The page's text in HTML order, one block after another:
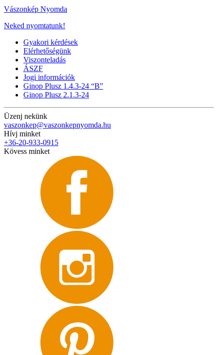
Vászonkép Nyomda
Neked nyomtatunk!
Gyakori kérdések
Elérhetőségünk
Viszonteladás
ÁSZF
Jogi információk
Ginop Plusz 1.4.3-24 “B”
Ginop Plusz 2.1.3-24
Üzenj nekünk
vaszonkep@vaszonkepnyomda.hu
Hívj minket
+36-20-933-0915
Kövess minket